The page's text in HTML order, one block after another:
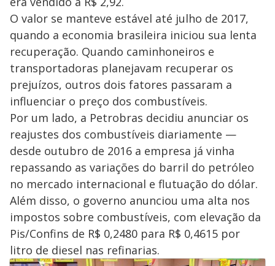
O valor se manteve estável até julho de 2017,
quando a economia brasileira iniciou sua lenta
recuperação. Quando caminhoneiros e
transportadoras planejavam recuperar os
prejuízos, outros dois fatores passaram a
influenciar o preço dos combustíveis.
Por um lado, a Petrobras decidiu anunciar os
reajustes dos combustíveis diariamente —
desde outubro de 2016 a empresa já vinha
repassando as variações do barril do petróleo
no mercado internacional e flutuação do dólar.
Além disso, o governo anunciou uma alta nos
impostos sobre combustíveis, com elevação da
Pis/Confins de R$ 0,2480 para R$ 0,4615 por
litro de diesel nas refinarias.